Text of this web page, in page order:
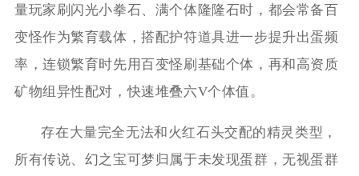
量玩家刷闪光小拳石、满个体隆隆石时，都会常备百
变怪作为繁育载体，搭配护符道具进一步提升出蛋频
率，连锁繁育时先用百变怪刷基础个体，再和高资质
矿物组异性配对，快速堆叠六V个体值。
存在大量完全无法和火红石头交配的精灵类型，
所有传说、幻之宝可梦归属于未发现蛋群，无视蛋群